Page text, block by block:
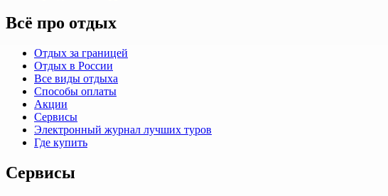
Всё про отдых
Отдых за границей
Отдых в России
Все виды отдыха
Способы оплаты
Акции
Сервисы
Электронный журнал лучших туров
Где купить
Сервисы